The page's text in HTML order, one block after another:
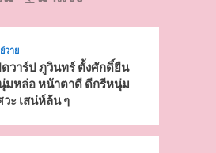
วาย
ดวาร์ป ภูวินทร์ ตั้งศักดิ์ยืน
มหล่อ หน้าตาดี ดีกรีหนุ่ม
วะ เสน่ห์ล้น ๆ